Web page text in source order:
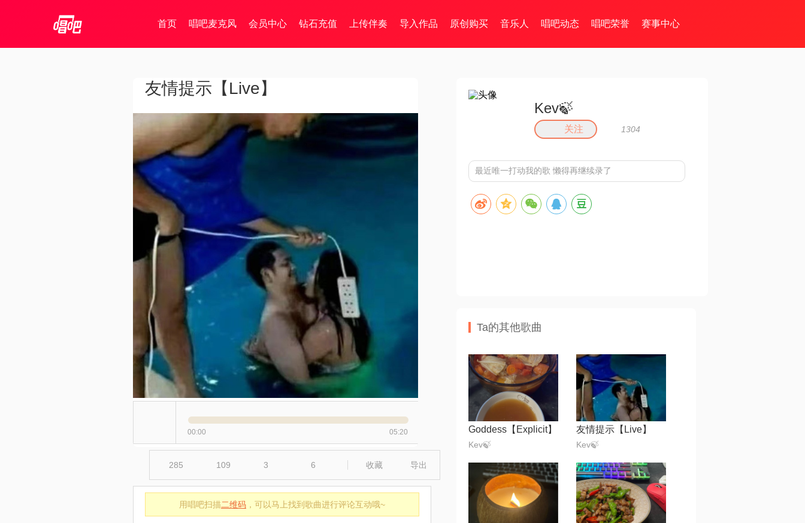
首页 唱吧麦克风 会员中心 钻石充值 上传伴奏 导入作品 原创购买 音乐人 唱吧动态 唱吧荣誉 赛事中心
友情提示【Live】
00:00 05:20
285 109 3 6 收藏 导出
用唱吧扫描二维码 ，可以马上找到歌曲进行评论互动哦~
Kev🍃
关注 1304
最近唯一打动我的歌 懒得再继续录了
Ta的其他歌曲
Goddess【Explicit】
Kev🍃
友情提示【Live】
Kev🍃